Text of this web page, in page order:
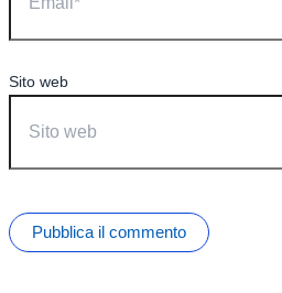
Sito web